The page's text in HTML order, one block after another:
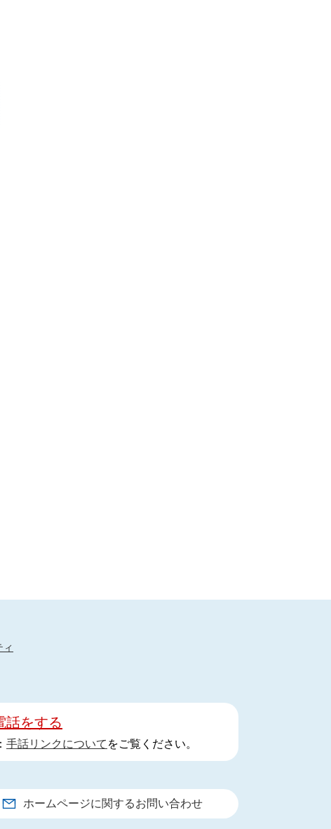
話をする
手話リンクについて をご覧ください。
ホームページに関するお問い合わせ